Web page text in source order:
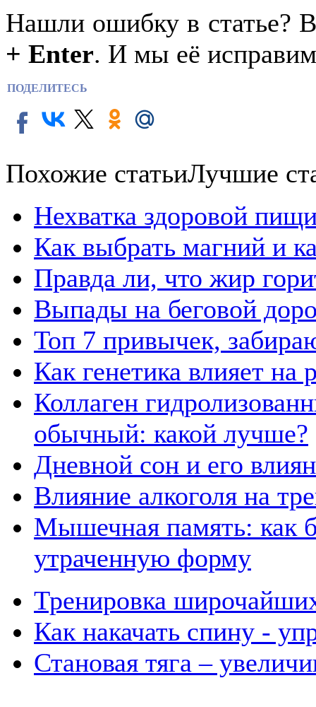
Нашли ошибку в статье?
+ Enter. И мы её
ПОДЕЛИТЕСЬ
Похожие статьиЛучшие
Нехватка здоровой
Как выбрать магний и
Правда ли, что жир
Выпады на беговой
Топ 7 привычек,
Как генетика влияет
Коллаген
обычный: какой лучше?
Дневной сон и его
Влияние алкоголя на
Мышечная память: как
утраченную форму
Тренировка
Как накачать спину -
Становая тяга –